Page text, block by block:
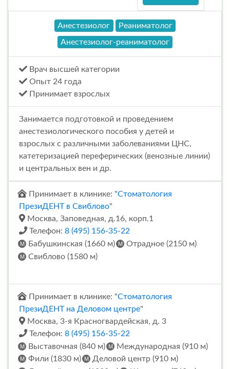
Анестезиолог
Реаниматолог
Анестезиолог-реаниматолог
Врач высшей категории
Опыт 24 года
Принимает взрослых
Занимается подготовкой и проведением
анестезиологического пособия у детей и
взрослых с различными заболеваниями ЦНС,
катетеризацией переферических (венозные линии)
и центральных вен и др.
Принимает в клинике: "Стоматология
ПрезиДЕНТ в Свиблово"
Москва, Заповедная, д.16, корп.1
Телефон: 8 (495) 156-35-22
Бабушкинская (1660 м)
Отрадное (2150 м)
Свиблово (1580 м)
Принимает в клинике: "Стоматология
ПрезиДЕНТ на Деловом центре"
Москва, 3-я Красногвардейская, д. 3
Телефон: 8 (495) 156-35-22
Выставочная (840 м)
Международная (910 м)
Фили (1830 м)
Деловой центр (910 м)